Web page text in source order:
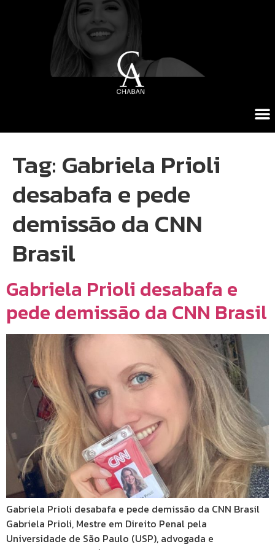
Tag: Gabriela Prioli
desabafa e pede
demissão da CNN
Brasil
Gabriela Prioli desabafa e
pede demissão da CNN Brasil
Gabriela Prioli desabafa e pede demissão da CNN Brasil
Gabriela Prioli, Mestre em Direito Penal pela
Universidade de São Paulo (USP), advogada e